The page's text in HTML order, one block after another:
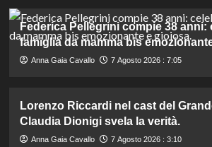
Federica Pellegrini compie 38 anni:
famiglia da mamma bis
Anna Gaia Cavallo 7 Agosto 2026 : 7:05
Lorenzo Riccardi nel cast del
Claudia Dionigi svela la verità.
Anna Gaia Cavallo 7 Agosto 2026 : 3:10